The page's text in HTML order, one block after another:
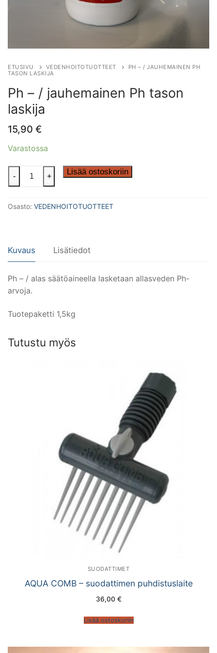
ETUSIVU VEDENHOITOTUOTTEET
PH – / JAUHEMAINEN PH
TASON LASKIJA
Ph – / jauhemainen Ph tason
laskija
15,90 €
Varastossa
jauhemainen
määrä
- + Lisää ostoskoriin
Osasto: VEDENHOITOTUOTTEET
Kuvaus Lisätiedot
Ph – / alas säätöaineella lasketaan allasveden Ph-
arvoja.
Tuotepaketti 1,5kg
Tutustu myös
SUODATTIMET
AQUA COMB – suodattimen puhdistuslaite
36,00 €
Lisää ostoskoriin